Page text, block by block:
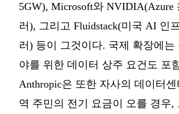
5GW), Microsoft와 NVIDIA(Azure
러), 그리고 Fluidstack(미국 AI 인
러) 등이 그것이다. 국제 확장에는
야를 위한 데이터 상주 요건도 포
Anthropic은 또한 자사의 데이터센
역 주민의 전기 요금이 오를 경우,